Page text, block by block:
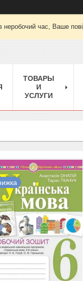
час, Ваше
ТОВАРЫ
И
УСЛУГИ